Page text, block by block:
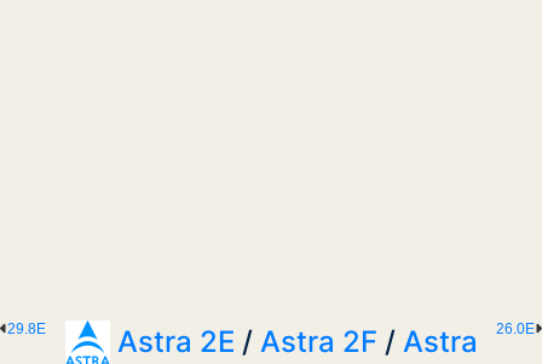
26.0E
29.8E Astra 2E / Astra 2F / Astra